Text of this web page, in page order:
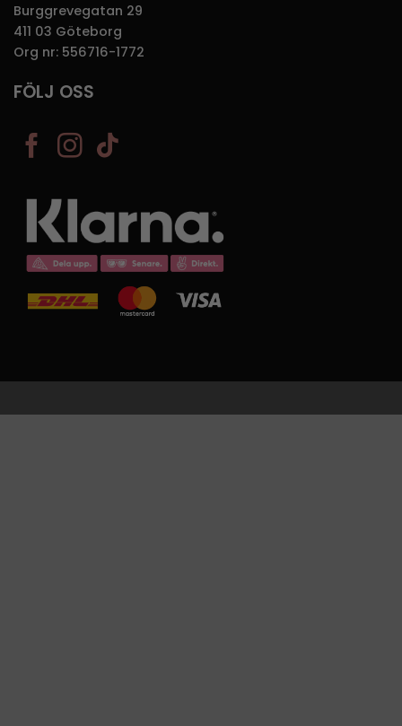
Burggrevegatan 29
411 03 Göteborg
Org nr: 556716-1772
FÖLJ OSS